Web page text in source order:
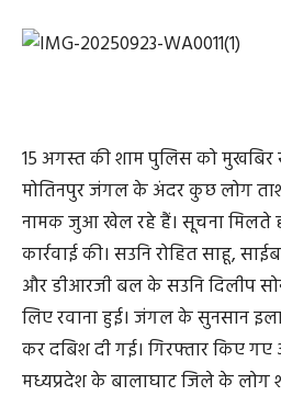
15 अगस्त की शाम पुलिस को मुखबिर
मोतिनपुर जंगल के अंदर कुछ लोग ताश
नामक जुआ खेल रहे हैं। सूचना मिलते ही
कार्रवाई की। सउनि रोहित साहू,
और डीआरजी बल के सउनि दिलीप
लिए रवाना हुई। जंगल के सुनसान
कर दबिश दी गई। गिरफ्तार किए
मध्यप्रदेश के बालाघाट जिले के लोग